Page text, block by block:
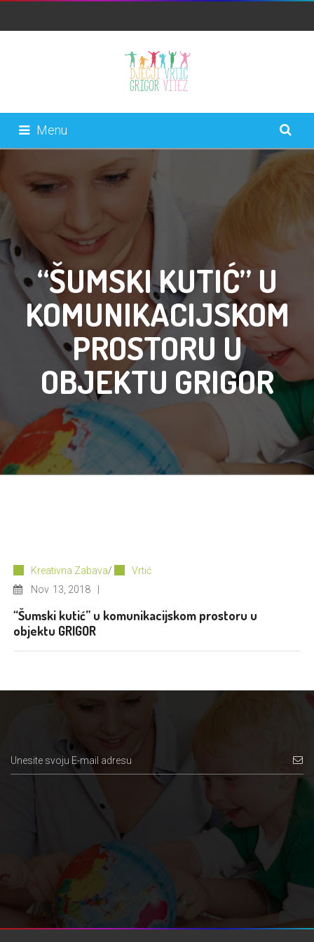
Menu
“ŠUMSKI KUTIĆ” U
KOMUNIKACIJSKOM
PROSTORU U
OBJEKTU GRIGOR
Kreativna Zabava/
Vrtić
Nov 13, 2018
“Šumski kutić” u komunikacijskom prostoru u
objektu GRIGOR